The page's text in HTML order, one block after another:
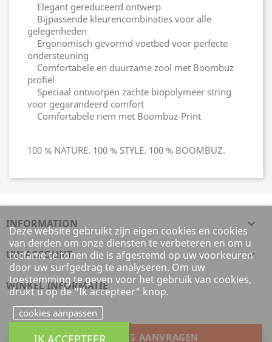
Elegant gereduceerd ontwerp
Bijpassende kleurencombinaties voor alle
gelegenheden
Ergonomisch gevormd voetbed voor perfecte
ondersteuning
Comfortabele en duurzame zool met Boombuz
profiel
Speciaal ontworpen zachte biopolymeer string
voor gegarandeerd comfort
Comfortabele riem met Boombuz-Print
100 % NATURE. 100 % STYLE. 100 % BOOMBUZ.
INFORMATION 
UW ACCOUNT 
WINKEL INFORMATIE
HERROEPING AANVRAGEN
Deze website gebruikt zijn eigen cookies en cookies
van derden om onze diensten te verbeteren en om u
reclame te tonen die is afgestemd op uw voorkeuren
door uw surfgedrag te analyseren. Om uw
toestemming te geven voor het gebruik van cookies,
drukt u op de "Ik accepteer" knop.
cookies aanpassen
IK ACCEPTEER